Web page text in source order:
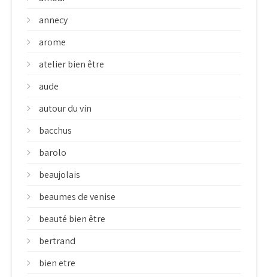
annecy
arome
atelier bien être
aude
autour du vin
bacchus
barolo
beaujolais
beaumes de venise
beauté bien être
bertrand
bien etre